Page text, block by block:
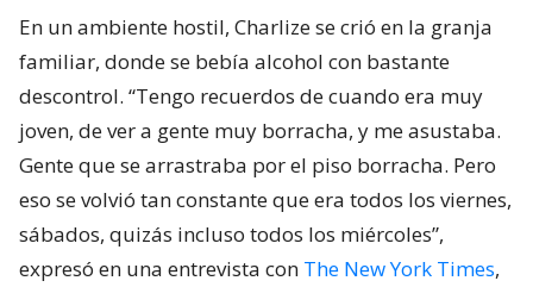
En un ambiente hostil, Charlize se crió en la granja
familiar, donde se bebía alcohol con bastante
descontrol. “Tengo recuerdos de cuando era muy
joven, de ver a gente muy borracha, y me asustaba.
Gente que se arrastraba por el piso borracha. Pero
eso se volvió tan constante que era todos los viernes,
sábados, quizás incluso todos los miércoles”,
expresó en una entrevista con The New York Times,